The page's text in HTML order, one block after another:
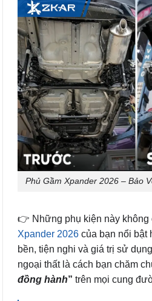
Phủ Gầm Xpander 2026 – Bảo
👉 Những phụ kiện này không
Xpander 2026 của bạn nổi bật
bền, tiện nghi và giá trị sử
ngoại thất là cách bạn chăm
đồng hành” trên mọi cung